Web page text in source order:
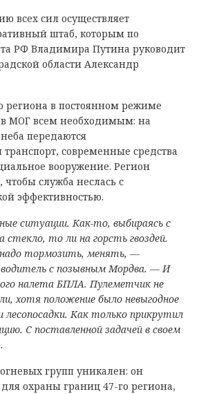
всех сил осуществляет
штаб, которым по
РФ Владимира Путина руководит
области Александр
региона в постоянном режиме
МОГ всем необходимым: на
передаются
современные средства
вооружение. Регион
чтобы служба неслась с
эффективностью.
ситуации. Как-то, выбираясь с
стекло, то ли на горсть гвоздей.
тормозить, менять, —
водитель с позывным Мордва. — И
налета БПЛА. Пулеметчик не
хотя положение было невыгодное
лесопосадки. Как только прикрутил
С поставленной задачей в своем
групп уникален: он
охраны границ 47-го региона,